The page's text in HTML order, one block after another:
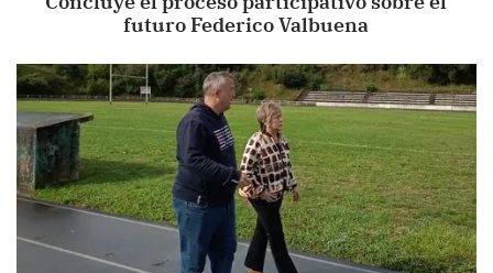
futuro Federico Valbuena